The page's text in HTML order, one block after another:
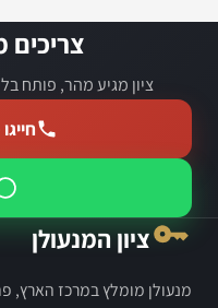
צריכים
ציון מגיע מהר, פותח
חייגו
ציון המנעולן
מנעולן מומלץ במרכז הארץ,